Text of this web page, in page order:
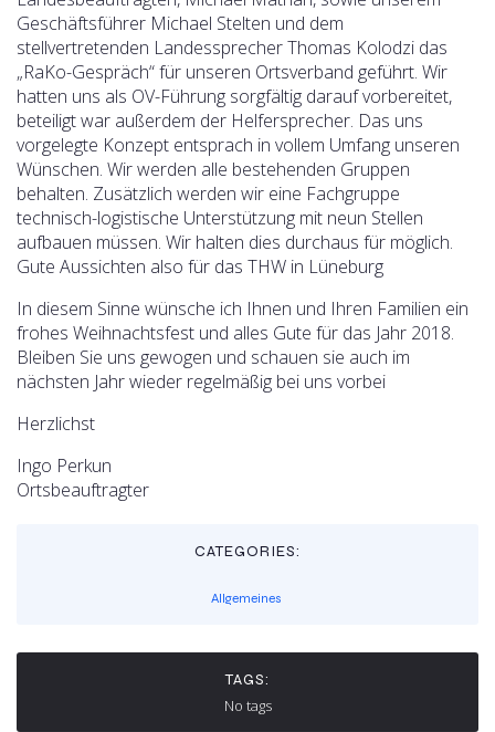
Geschäftsführer Michael Stelten und dem
stellvertretenden Landessprecher Thomas Kolodzi das
„RaKo-Gespräch“ für unseren Ortsverband geführt. Wir
hatten uns als OV-Führung sorgfältig darauf vorbereitet,
beteiligt war außerdem der Helfersprecher. Das uns
vorgelegte Konzept entsprach in vollem Umfang unseren
Wünschen. Wir werden alle bestehenden Gruppen
behalten. Zusätzlich werden wir eine Fachgruppe
technisch-logistische Unterstützung mit neun Stellen
aufbauen müssen. Wir halten dies durchaus für möglich.
Gute Aussichten also für das THW in Lüneburg
In diesem Sinne wünsche ich Ihnen und Ihren Familien ein
frohes Weihnachtsfest und alles Gute für das Jahr 2018.
Bleiben Sie uns gewogen und schauen sie auch im
nächsten Jahr wieder regelmäßig bei uns vorbei
Herzlichst
Ingo Perkun
Ortsbeauftragter
CATEGORIES:
Allgemeines
TAGS:
No tags